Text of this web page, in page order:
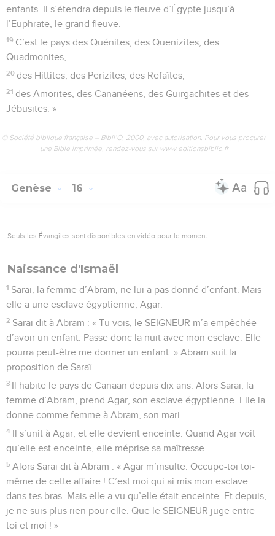
enfants. Il s’étendra depuis le fleuve d’Égypte jusqu’à
l’Euphrate, le grand fleuve.
19 C’est le pays des Quénites, des Quenizites, des
Quadmonites,
20 des Hittites, des Perizites, des Refaïtes,
21 des Amorites, des Cananéens, des Guirgachites et des
Jébusites. »
© Société biblique française – Bibli’O, 2000, avec autorisation. Pour vous procurer
une Bible imprimée, rendez-vous sur www.editionsbiblio.fr
Genèse 16
Seuls les Évangiles sont disponibles en vidéo pour le moment.
Naissance d'Ismaël
1 Saraï, la femme d’Abram, ne lui a pas donné d’enfant. Mais
elle a une esclave égyptienne, Agar.
2 Saraï dit à Abram : « Tu vois, le SEIGNEUR m’a empêchée
d’avoir un enfant. Passe donc la nuit avec mon esclave. Elle
pourra peut-être me donner un enfant. » Abram suit la
proposition de Saraï.
3 Il habite le pays de Canaan depuis dix ans. Alors Saraï, la
femme d’Abram, prend Agar, son esclave égyptienne. Elle la
donne comme femme à Abram, son mari.
4 Il s’unit à Agar, et elle devient enceinte. Quand Agar voit
qu’elle est enceinte, elle méprise sa maîtresse.
5 Alors Saraï dit à Abram : « Agar m’insulte. Occupe-toi toi-
même de cette affaire ! C’est moi qui ai mis mon esclave
dans tes bras. Mais elle a vu qu’elle était enceinte. Et depuis,
je ne suis plus rien pour elle. Que le SEIGNEUR juge entre
toi et moi ! »